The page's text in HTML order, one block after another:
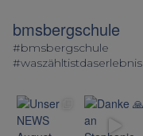
bmsbergschule
#bmsbergschule
#waszähltistdaserlebnis